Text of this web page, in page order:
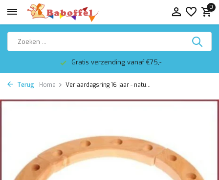
0
Gratis verzending vanaf €75,-
Terug Home Verjaardagsring 16 jaar - natu...